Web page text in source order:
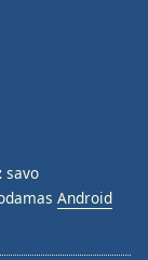
savo
Android